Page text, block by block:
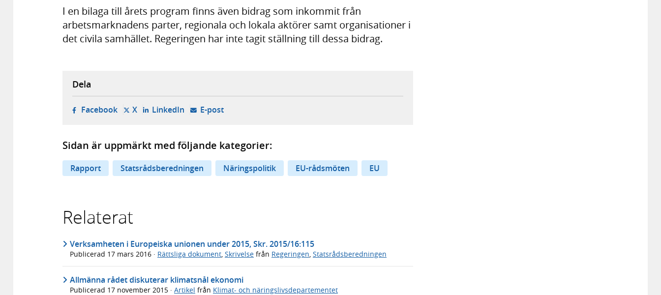
I en bilaga till årets program finns även bidrag som inkommit från
arbetsmarknadens parter, regionala och lokala aktörer samt organisationer i
det civila samhället. Regeringen har inte tagit ställning till dessa bidrag.
Dela
Facebook- öppnas i ny flik, extern webbplats,
X- öppnas i ny flik, extern webbplats,
LinkedIn- öppnas i ny flik, extern webbplats,
E-post- öppnar din e-postklient,
Sidan är uppmärkt med följande kategorier:
Rapport Statsrådsberedningen Näringspolitik EU-rådsmöten EU
Relaterat
Verksamheten i Europeiska unionen under 2015, Skr. 2015/16:115
Publicerad 17 mars 2016 · Rättsliga dokument, Skrivelse från Regeringen, Statsrådsberedningen
Allmänna rådet diskuterar klimatsnål ekonomi
Publicerad 17 november 2015 · Artikel från Klimat- och näringslivsdepartementet